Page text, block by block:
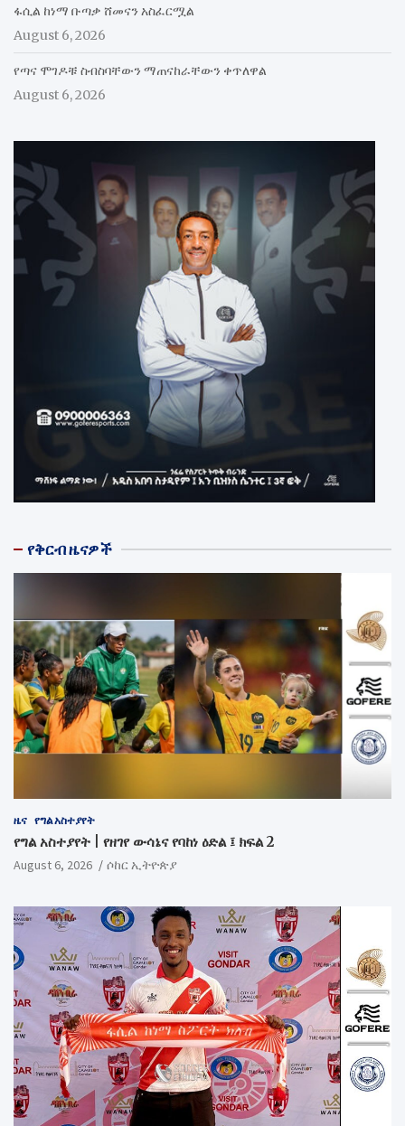
ፋሲል ከነማ ቡጣቃ ሸመናን አስፈርሟል
August 6, 2026
የጣና ሞገዶቹ ስብስባቸውን ማጠናከራቸውን ቀጥለዋል
August 6, 2026
የቅርብ ዜናዎች
ዜና የግል አስተያየት
የግል አስተያየት | የዘገየ ውሳኔና የባከነ ዕድል ፤ ክፍል 2
August 6, 2026 ሶከር ኢትዮጵያ